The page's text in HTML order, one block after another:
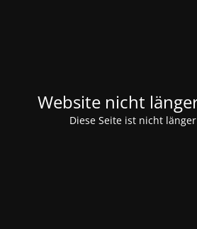
Website nicht
Diese Seite ist nicht